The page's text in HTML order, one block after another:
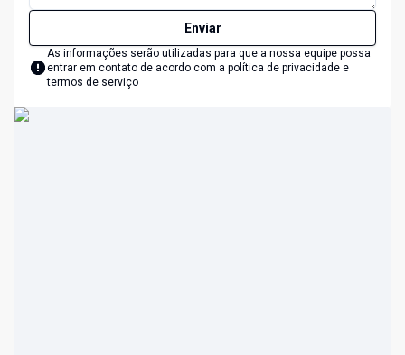
Enviar
As informações serão utilizadas para que a nossa equipe possa
entrar em contato de acordo com a política de privacidade e
termos de serviço